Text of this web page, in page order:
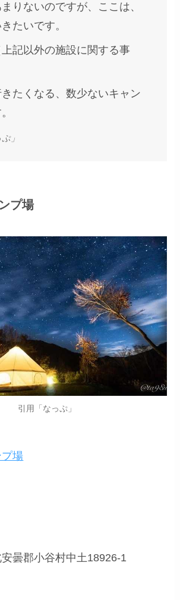
りないのですが、ここは、
たいです。
記以外の施設に関する事
きたくなる、数少ないキャン
」
プ場
引用「なっぷ」
場
曇郡小谷村中土18926-1